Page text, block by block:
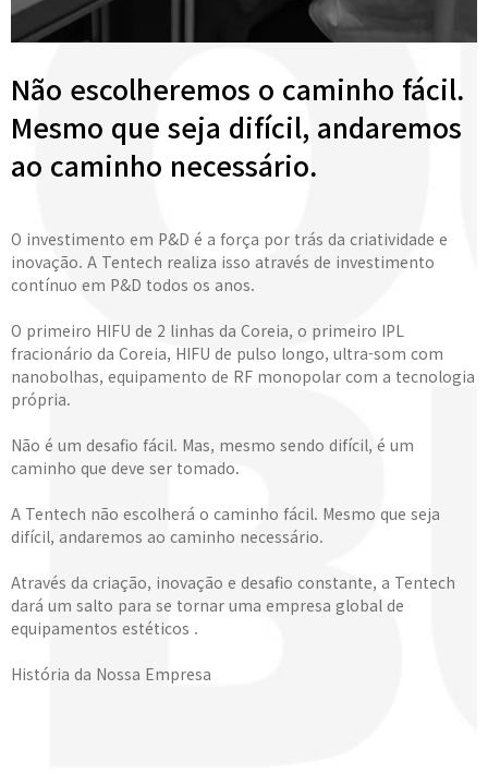
Não escolheremos o caminho fácil.
Mesmo que seja difícil, andaremos
ao caminho necessário.
O investimento em P&D é a força por trás da criatividade e
inovação. A Tentech realiza isso através de investimento
contínuo em P&D todos os anos.
O primeiro HIFU de 2 linhas da Coreia, o primeiro IPL
fracionário da Coreia, HIFU de pulso longo, ultra-som com
nanobolhas, equipamento de RF monopolar com a tecnologia
própria.
Não é um desafio fácil. Mas, mesmo sendo difícil, é um
caminho que deve ser tomado.
A Tentech não escolherá o caminho fácil. Mesmo que seja
difícil, andaremos ao caminho necessário.
Através da criação, inovação e desafio constante, a Tentech
dará um salto para se tornar uma empresa global de
equipamentos estéticos .
História da Nossa Empresa